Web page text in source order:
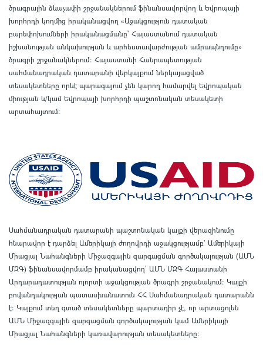
ծրագրային ձևաչափի շրջանակներում ֆինանսավորվող և Եվրոպայի
խորհրդի կողմից իրականացվող «Աջակցություն դատական
բարեփոխումների իրականացմանը` Հայաստանում դատական
իշխանության անկախության և արհեստավարժության ամրապնդումը»
ծրագրի շրջանակներում: Հայաստանի Հանրապետության
սահմանադրական դատարանի վեբկայքում ներկայացված
տեսակետները որևէ պարագայում չեն կարող համարվել Եվրոպական
միության և/կամ Եվրոպայի խորհրդի պաշտոնական տեսակետի
արտահայտում:
Սահմանադրական դատարանի պաշտոնական կայքի վերազինումը
հնարավոր է դարձել Ամերիկայի ժողովրդի աջակցությամբ՝ Ամերիկայի
Միացյալ Նահանգների Միջազգային զարգացման գործակալության (ԱՄՆ
ՄԶԳ) ֆինանսավորմամբ իրականացվող՝ ԱՄՆ ՄԶԳ Հայաստանի
Արդարադատության ոլորտի աջակցության ծրագրի շրջանակում: Կայքի
բովանդակության պատասխանատուն ՀՀ Սահմանադրական դատարանն
է: Կայքում տեղ գտած տեսակետները պարտադիր չէ, որ արտացոլեն
ԱՄՆ Միջազգային զարգացման գործակալության կամ Ամերիկայի
Միացյալ Նահանգների կառավարության տեսակետները: